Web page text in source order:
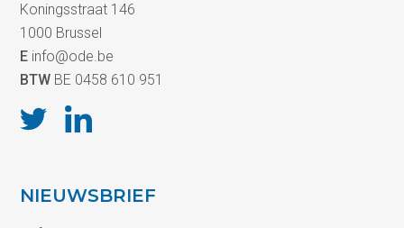
Koningsstraat 146
1000 Brussel
E info@ode.be
BTW BE 0458 610 951
NIEUWSBRIEF